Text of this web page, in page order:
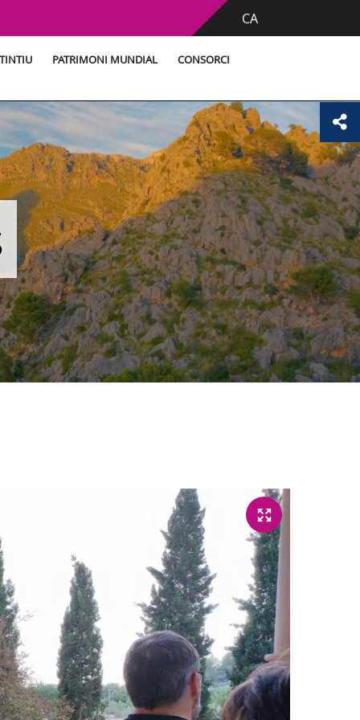
CA
PATRIMONI MUNDIAL CONSORCI